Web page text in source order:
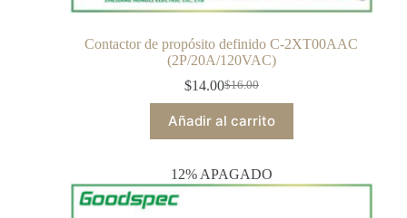
Contactor de propósito definido C-2XT00AAC
(2P/20A/120VAC)
$16.00
$14.00
Añadir al carrito
12% APAGADO